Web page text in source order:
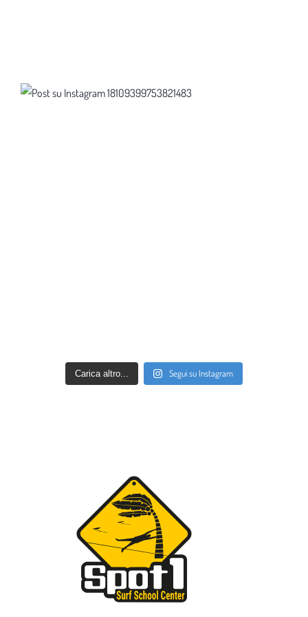
Carica altro... Segui su Instagram